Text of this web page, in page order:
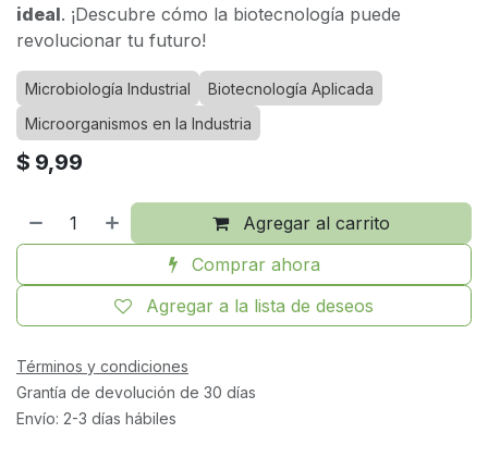
ideal. ¡Descubre cómo la biotecnología puede
revolucionar tu futuro!
Microbiología Industrial
Biotecnología Aplicada
Microorganismos en la Industria
$ 9,99
Agregar al carrito
Comprar ahora
Agregar a la lista de deseos
Términos y condiciones
Grantía de devolución de 30 días
Envío: 2-3 días hábiles